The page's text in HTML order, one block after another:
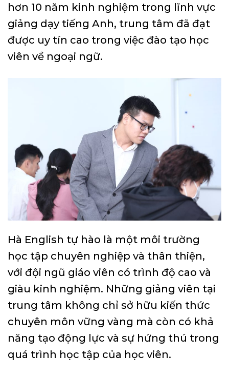
hơn 10 năm kinh nghiệm trong lĩnh vực
giảng dạy tiếng Anh, trung tâm đã đạt
được uy tín cao trong việc đào tạo học
viên về ngoại ngữ.
Hà English tự hào là một môi trường
học tập chuyên nghiệp và thân thiện,
với đội ngũ giáo viên có trình độ cao và
giàu kinh nghiệm. Những giảng viên tại
trung tâm không chỉ sở hữu kiến thức
chuyên môn vững vàng mà còn có khả
năng tạo động lực và sự hứng thú trong
quá trình học tập của học viên.